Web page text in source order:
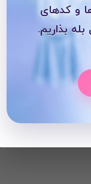
کرده است.
و کدهای
بذاریم.